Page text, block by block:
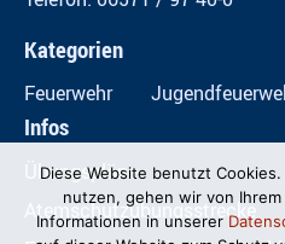
Kategorien
Feuerwehr
Infos
Übungspläne
Atemschutzübungsstrecke
Diese Website benutzt
nutzen, gehen wir von
Informationen in unserer